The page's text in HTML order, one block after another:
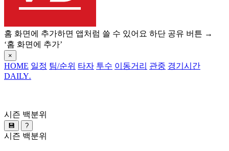
홈 화면에 추가하면 앱처럼 쓸 수 있어요 하단 공유 버튼 →
‘홈 화면에 추가’
×
HOME 일정 팀/순위 타자 투수 이동거리 관중 경기시간
DAILY.
시즌 백분위
💾 ?
시즌 백분위